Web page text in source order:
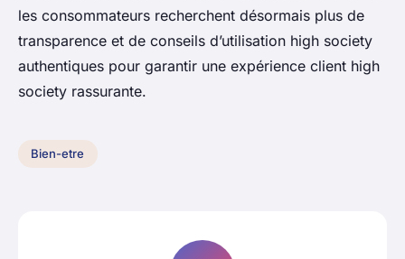
les consommateurs recherchent désormais plus de
transparence et de conseils d’utilisation high society
authentiques pour garantir une expérience client high
society rassurante.
Bien-etre